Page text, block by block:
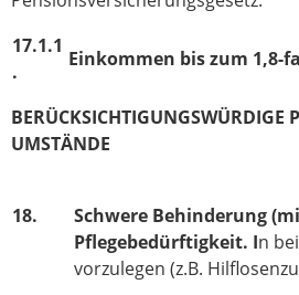
17.1.1
.
Einkommen bis zum 1,8-
BERÜCKSICHTIGUNGSWÜRDIGE
UMSTÄNDE
18.
Schwere Behinderung
Pflegebedürftigkeit. In
vorzulegen (z.B.